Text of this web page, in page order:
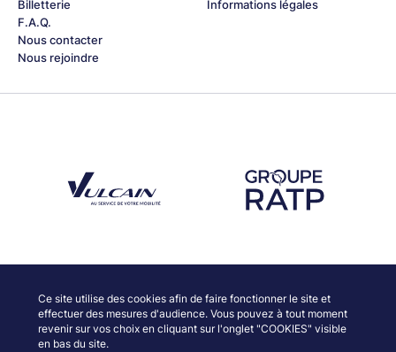
Ce site utilise des cookies afin de faire fonctionner le site et
effectuer des mesures d'audience. Vous pouvez à tout moment
revenir sur vos choix en cliquant sur l'onglet "COOKIES" visible
en bas du site.
Billetterie
F.A.Q.
Nous contacter
Nous rejoindre
Informations légales